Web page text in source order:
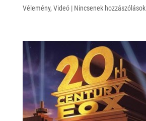
Vélemény, Videó| Nincsenek hozzászólások